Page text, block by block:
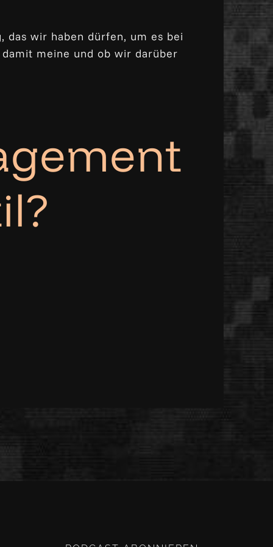
das wir haben dürfen, um es bei
meine und ob wir darüber